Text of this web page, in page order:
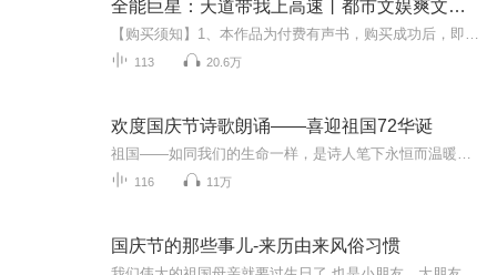
全能巨星：天道带我上高速丨都市文娱爽文丨多人有声剧
113 20.6万
欢度国庆节诗歌朗诵——喜迎祖国72华诞
116 11万
国庆节的那些事儿-来历由来风俗习惯